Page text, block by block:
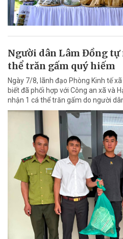
Người dân Lâm Đồng tự
thể trăn gấm quý hiếm
Ngày 7/8, lãnh đạo Phòng Kinh tế
biết đã phối hợp với Công an xã và
nhận 1 cá thể trăn gấm do người